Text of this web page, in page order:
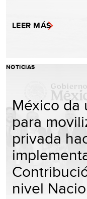
LEER MÁS
NOTICIAS
México da
para
privada
nivel